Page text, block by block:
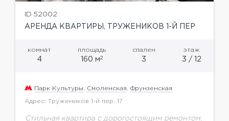
ID 52002
АРЕНДА КВАРТИРЫ, ТРУЖЕНИКОВ 1-Й ПЕР
комнат
4
площадь
160 м2
спален
3
этаж
3 / 12
Парк Культуры, Смоленская, Фрунзенская
Адрес: Тружеников 1-й пер. 17
Стильная квартира с дорогостоящим ремонтом.